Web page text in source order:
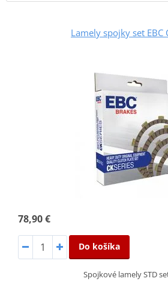
Lamely spojky set EBC
78,90 €
Do košíka
Spojkové lamely STD